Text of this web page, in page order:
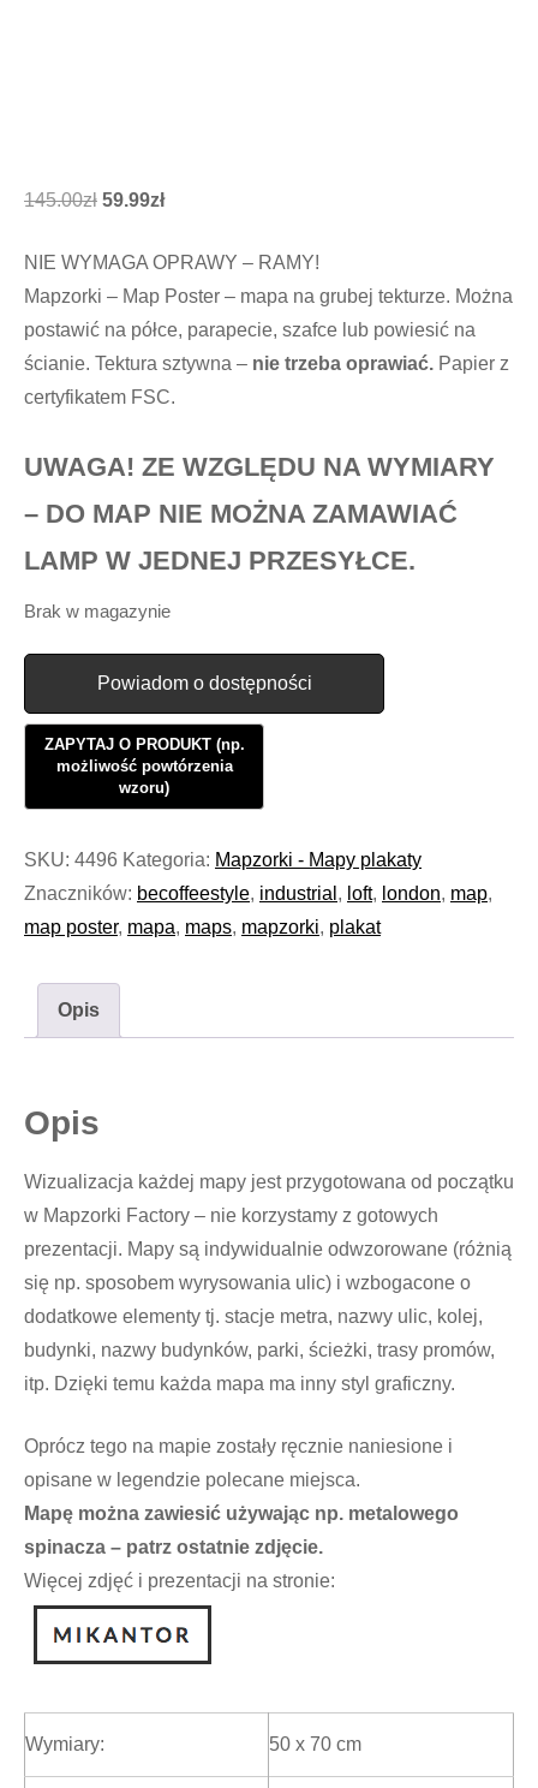
145.00zł Pierwotna
wynosiła:
145.00zł.
59.99złAktualna
wynosi:
59.99zł.
NIE WYMAGA OPRAWY – RAMY!
Mapzorki – Map Poster – mapa na grubej tekturze. Można
postawić na półce, parapecie, szafce lub powiesić na
ścianie. Tektura sztywna – nie trzeba oprawiać. Papier z
certyfikatem FSC.
UWAGA! ZE WZGLĘDU NA WYMIARY
– DO MAP NIE MOŻNA ZAMAWIAĆ
LAMP W JEDNEJ PRZESYŁCE.
Brak w magazynie
Powiadom o dostępności
SKU: 4496 Kategoria: Mapzorki - Mapy plakaty
Znaczników: becoffeestyle, industrial , loft, london, map,
map poster, mapa, maps, mapzorki, plakat
Opis
Opis
Wizualizacja każdej mapy jest przygotowana od początku
w Mapzorki Factory – nie korzystamy z gotowych
prezentacji. Mapy są indywidualnie odwzorowane (różnią
się np. sposobem wyrysowania ulic) i wzbogacone o
dodatkowe elementy tj. stacje metra, nazwy ulic, kolej,
budynki, nazwy budynków, parki, ścieżki, trasy promów,
itp. Dzięki temu każda mapa ma inny styl graficzny.
Oprócz tego na mapie zostały ręcznie naniesione i
opisane w legendzie polecane miejsca.
Mapę można zawiesić używając np. metalowego
spinacza – patrz ostatnie zdjęcie.
Więcej zdjęć i prezentacji na stronie:
Wymiary: 50 x 70 cm